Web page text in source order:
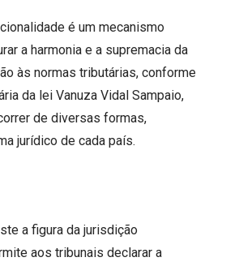
é um mecanismo
a harmonia e a supremacia da
às normas tributárias, conforme
da lei Vanuza Vidal Sampaio,
de diversas formas,
jurídico de cada país.
a figura da jurisdição
aos tribunais declarar a